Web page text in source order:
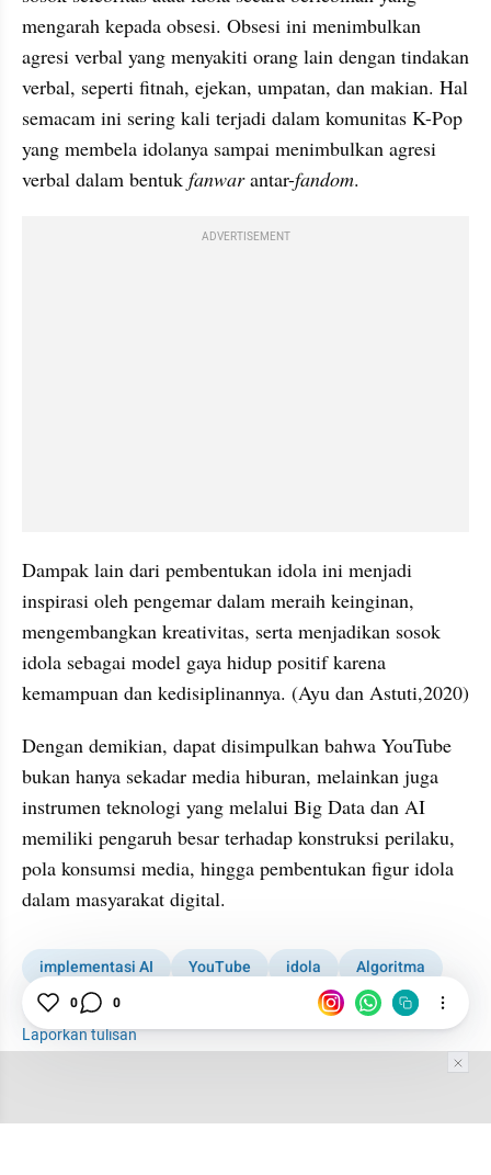
mengarah kepada obsesi. Obsesi ini menimbulkan
agresi verbal yang menyakiti orang lain dengan tindakan
verbal, seperti fitnah, ejekan, umpatan, dan makian. Hal
semacam ini sering kali terjadi dalam komunitas K-Pop
yang membela idolanya sampai menimbulkan agresi
verbal dalam bentuk fanwar antar-fandom.
ADVERTISEMENT
Dampak lain dari pembentukan idola ini menjadi
inspirasi oleh pengemar dalam meraih keinginan,
mengembangkan kreativitas, serta menjadikan sosok
idola sebagai model gaya hidup positif karena
kemampuan dan kedisiplinannya. (Ayu dan Astuti,2020)
Dengan demikian, dapat disimpulkan bahwa YouTube
bukan hanya sekadar media hiburan, melainkan juga
instrumen teknologi yang melalui Big Data dan AI
memiliki pengaruh besar terhadap konstruksi perilaku,
pola konsumsi media, hingga pembentukan figur idola
dalam masyarakat digital.
implementasi AI YouTube idola
Algoritma
Big Data
Laporkan tulisan
0 0